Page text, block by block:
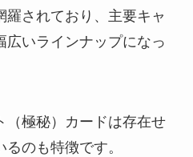
羅されており、主要キャ
広いラインナップになっ
（極秘）カードは存在せ
のも特徴です。